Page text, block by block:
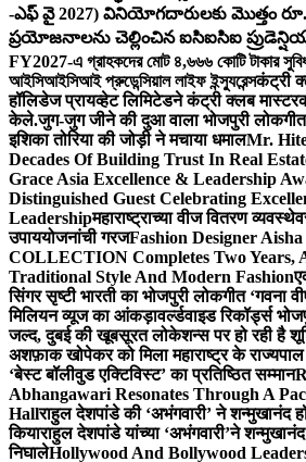
-ఎఫ్ వై 2027) వినియోగదారులకు మొత్తం రూ.
ప్రయోజనాలను చెల్లించిన ఐసిఐసిఐ
FY2027-এ গ্রাহকদের মোট ৪,৬৬৬ কোটি টাকার
আইসিআইসিআই প্রুডেন্সিয়াল লাইফ ইন্স্যুরেন্সकंट्री
हॉलिडेज प्रायव्हेट लिमिटेडने कंट्री क्लब
केले.जुग-जुग जीने की दुआ वाला भोजपुरी
इशिका तोरिया की जोड़ी ने मचाया धमालMr.
Decades Of Building Trust In Real
Grace Asia Excellence & Leadership
Distinguished Guest Celebrating
Leadershipमहाराष्ट्राच्या वीज वितरण
उपाययोजनांची गरजFashion Designer
COLLECTION Completes Two Years,
Traditional Style And Modern Fashion
सिंगर सृष्टी भारती का भोजपुरी लोकगीत ‘गवना
मिलियन व्यूज का आंकड़ावर्ल्डवाइड रिकॉर्ड्स
जल्द, दुबई की खूबसूरत लोकेशन्स पर हो रही है
अशफ़ाक खोपेकर को मिला महाराष्ट्र के
‘बेस्ट बॉलीवुड एक्टिविस्ट’ का प्रतिष्ठित सम्मान
Abhangawari Resonates Through A
Hallराहुल देशपांडे की ‘अभंगवारी’ ने शन्मुखानंद
कियाराहुल देशपांडे यांच्या ‘अभंगवारी’ने
निघालेHollywood And Bollywood